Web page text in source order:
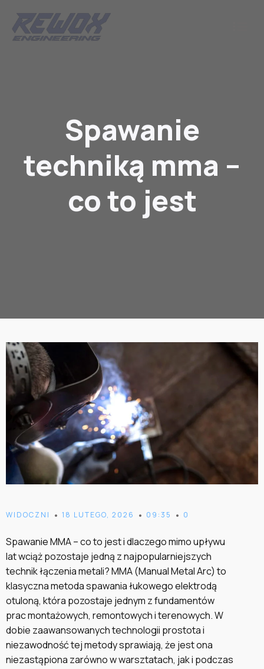
Spawanie
techniką mma –
co to jest
WIDOCZNI • 18 LUTEGO, 2026 • 09:35 • 0
Spawanie MMA – co to jest i dlaczego mimo upływu
lat wciąż pozostaje jedną z najpopularniejszych
technik łączenia metali? MMA (Manual Metal Arc) to
klasyczna metoda spawania łukowego elektrodą
otuloną, która pozostaje jednym z fundamentów
prac montażowych, remontowych i terenowych. W
dobie zaawansowanych technologii prostota i
niezawodność tej metody sprawiają, że jest ona
niezastąpiona zarówno w warsztatach, jak i podczas